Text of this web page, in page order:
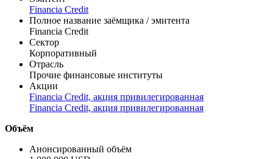
Financia Credit, S.A. manages and grants loans. It is also engaged
in financing and other related activities
Эмитент
Financia Credit
Полное название заёмщика / эмитента
Financia Credit
Сектор
Корпоративный
Отрасль
Прочие финансовые институты
Акции
Financia Credit, акция привилегированная